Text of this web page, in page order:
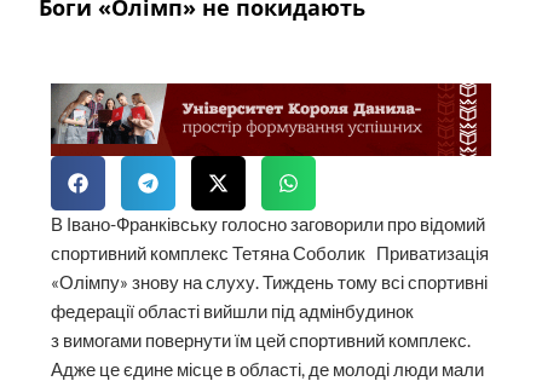
Боги «Олімп» не покидають
В Івано-Франківську голосно заговорили про відомий
спортивний комплекс Тетяна Соболик Приватизація
«Олімпу» знову на слуху. Тиждень тому всі спортивні
федерації області вийшли під адмінбудинок
з вимогами повернути їм цей спортивний комплекс.
Адже це єдине місце в області, де молоді люди мали